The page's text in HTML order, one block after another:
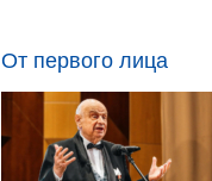
От первого лица